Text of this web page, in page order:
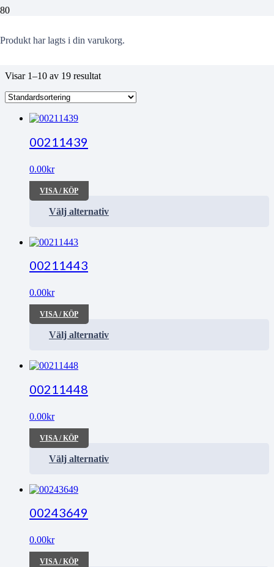
Produkt har lagts i din varukorg.
Landskrona
Visar 1–10 av 19 resultat
00211439
0.00kr
VISA / KÖP
Välj alternativ
00211443
0.00kr
VISA / KÖP
Välj alternativ
00211448
0.00kr
VISA / KÖP
Välj alternativ
00243649
0.00kr
VISA / KÖP